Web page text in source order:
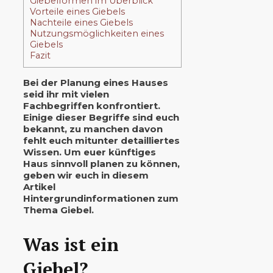
Vorteile eines Giebels
Nachteile eines Giebels
Nutzungsmöglichkeiten eines
Giebels
Fazit
Bei der Planung eines Hauses
seid ihr mit vielen
Fachbegriffen konfrontiert.
Einige dieser Begriffe sind euch
bekannt, zu manchen davon
fehlt euch mitunter detailliertes
Wissen. Um euer künftiges
Haus sinnvoll planen zu können,
geben wir euch in diesem
Artikel
Hintergrundinformationen zum
Thema Giebel.
Was ist ein